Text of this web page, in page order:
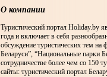
О компании
Туристический портал Holiday.by
года и включает в себя
обсуждение туристических тем на
Беларуси”, “Национальные парки
сотрудничестве более чем со 150
сайты: туристический портал